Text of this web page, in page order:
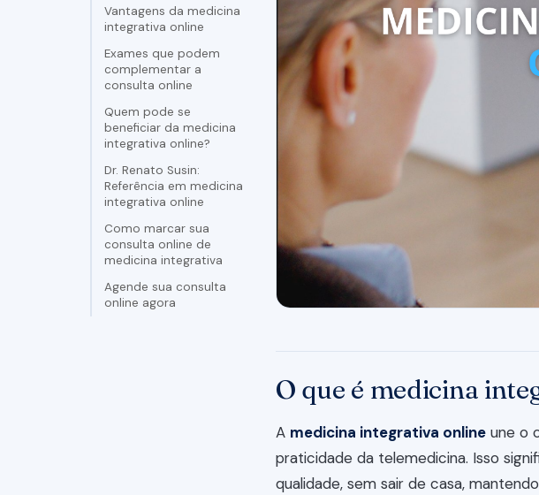
Vantagens da medicina
integrativa online
Exames que podem
complementar a
consulta online
Quem pode se
beneficiar da medicina
integrativa online?
Dr. Renato Susin:
Referência em medicina
integrativa online
Como marcar sua
consulta online de
medicina integrativa
Agende sua consulta
online agora
O que é medicina
A medicina integrativa online une o
praticidade da telemedicina. Isso
qualidade, sem sair de casa,